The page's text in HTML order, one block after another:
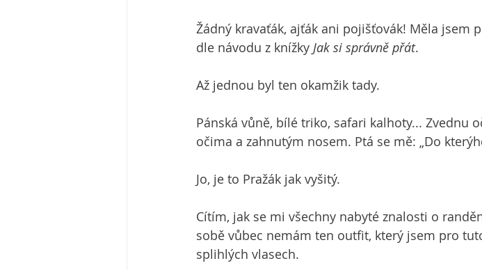
Žádný kravaťák, ajťák ani pojišťovák! Měla jsem
dle návodu z knížky Jak si správně přát.
Až jednou byl ten okamžik tady.
Pánská vůně, bílé triko, safari kalhoty... Zvednu
očima a zahnutým nosem. Ptá se mě: „Do
Jo, je to Pražák jak vyšitý.
Cítím, jak se mi všechny nabyté znalosti o
sobě vůbec nemám ten outfit, který jsem pro
splihlých vlasech.